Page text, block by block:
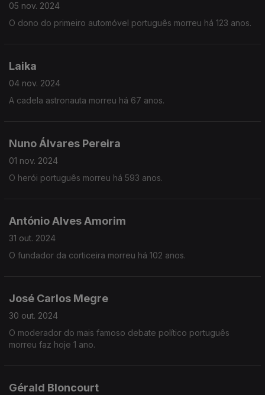
05 nov. 2024
O dono do primeiro automóvel português morreu há 123 anos.
Laika
04 nov. 2024
A cadela astronauta morreu há 67 anos.
Nuno Álvares Pereira
01 nov. 2024
O herói português morreu há 593 anos.
António Alves Amorim
31 out. 2024
O fundador da corticeira morreu há 102 anos.
José Carlos Megre
30 out. 2024
O moderador do mais famoso debate político português
morreu faz hoje 1 ano.
Gérald Bloncourt